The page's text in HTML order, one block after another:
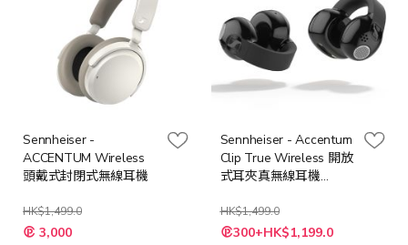
Sennheiser -
ACCENTUM Wireless
頭戴式封閉式無線耳機
HK$1,499.0
3,000
Sennheiser - Accentum
Clip True Wireless 開放
式耳夾真無線耳機
HK$1,499.0
300+HK$1,199.0